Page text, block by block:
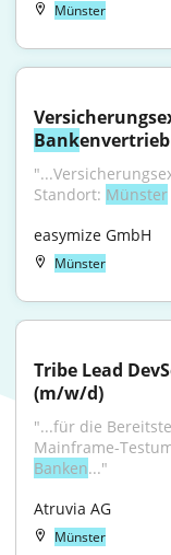
Münster
Bankenvertrieb
Standort: Münster
easymize GmbH
Münster
Tribe Lead
(m/w/d)
"...für die
Banken..."
Atruvia AG
Münster